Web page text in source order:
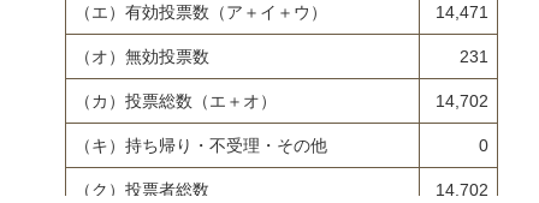
（エ）有効投票数（ア＋イ＋ウ） 14,471
（オ）無効投票数 231
（カ）投票総数（エ＋オ） 14,702
（キ）持ち帰り・不受理・その他 0
（ク）投票者総数 14,702